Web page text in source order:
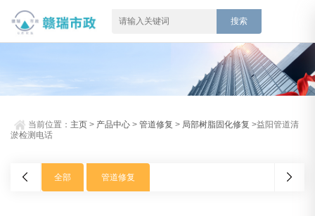
当前位置： 主页 > 产品中心 >管道修复 > 局部树脂固化修复 >益阳管道清
淤检测电话
全部 管道修复